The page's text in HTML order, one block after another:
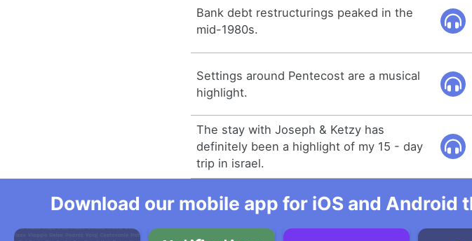
Bank debt restructurings peaked in the
mid-1980s.
Settings around Pentecost are a musical
highlight.
The stay with Joseph & Ketzy has
definitely been a highlight of my 15 - day
trip in israel.
Download our mobile app for iOS and